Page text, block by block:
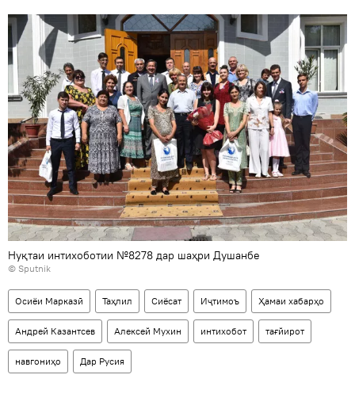
Нуқтаи интихоботии №8278 дар шаҳри Душанбе
© Sputnik
Осиёи Марказӣ Таҳлил Сиёсат Иҷтимоъ Ҳамаи хабарҳо
Андрей Казантсев Алексей Мухин интихобот тағйирот
навгониҳо Дар Русия